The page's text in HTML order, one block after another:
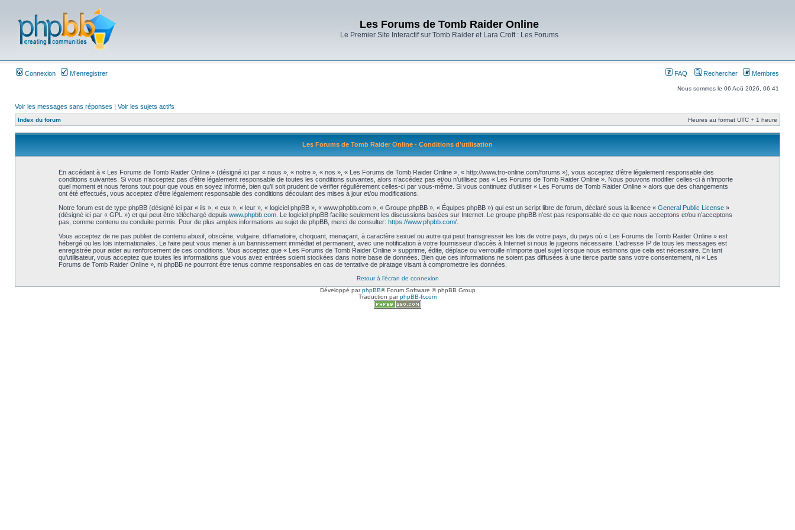
Les Forums de Tomb Raider Online
Le Premier Site Interactif sur Tomb Raider et Lara Croft : Les Forums
Connexion M’enregistrer FAQ Rechercher Membres
Nous sommes le 06 Aoû 2026, 06:41
Voir les messages sans réponses | Voir les sujets actifs
Index du forum Heures au format UTC + 1 heure
Les Forums de Tomb Raider Online - Conditions d’utilisation
En accédant à « Les Forums de Tomb Raider Online » (désigné ici par « nous », « notre », « nos », « Les Forums de Tomb Raider Online », « http://www.tro-online.com/forums »), vous acceptez d’être légalement responsable des
conditions suivantes. Si vous n’acceptez pas d’être légalement responsable de toutes les conditions suivantes, alors n’accédez pas et/ou n’utilisez pas « Les Forums de Tomb Raider Online ». Nous pouvons modifier celles-ci à n’importe
quel moment et nous ferons tout pour que vous en soyez informé, bien qu’il soit prudent de vérifier régulièrement celles-ci par vous-même. Si vous continuez d’utiliser « Les Forums de Tomb Raider Online » alors que des changements
ont été effectués, vous acceptez d’être légalement responsable des conditions découlant des mises à jour et/ou modifications.
Notre forum est de type phpBB (désigné ici par « ils », « eux », « leur », « logiciel phpBB », « www.phpbb.com », « Groupe phpBB », « Équipes phpBB ») qui est un script libre de forum, déclaré sous la licence « General Public License»
(désigné ici par « GPL ») et qui peut être téléchargé depuis www.phpbb.com. Le logiciel phpBB facilite seulement les discussions basées sur Internet. Le groupe phpBB n’est pas responsable de ce que nous acceptons et/ou n’acceptons
pas, comme contenu ou conduite permis. Pour de plus amples informations au sujet de phpBB, merci de consulter: https://www.phpbb.com/.
Vous acceptez de ne pas publier de contenu abusif, obscène, vulgaire, diffamatoire, choquant, menaçant, à caractère sexuel ou autre qui peut transgresser les lois de votre pays, du pays où « Les Forums de Tomb Raider Online » est
hébergé ou les lois internationales. Le faire peut vous mener à un bannissement immédiat et permanent, avec une notification à votre fournisseur d’accès à Internet si nous le jugeons nécessaire. L’adresse IP de tous les messages est
enregistrée pour aider au renforcement de ces conditions. Vous acceptez que « Les Forums de Tomb Raider Online » supprime, édite, déplace ou verrouille n’importe quel sujet lorsque nous estimons que cela est nécessaire. En tant
qu’utilisateur, vous acceptez que toutes les informations que vous avez entrées soient stockées dans notre base de données. Bien que ces informations ne soient pas diffusées à une tierce partie sans votre consentement, ni « Les
Forums de Tomb Raider Online », ni phpBB ne pourront être tenus comme responsables en cas de tentative de piratage visant à compromettre les données.
Retour à l’écran de connexion
Développé parphpBB® Forum Software © phpBB Group
Traduction parphpBB-fr.com